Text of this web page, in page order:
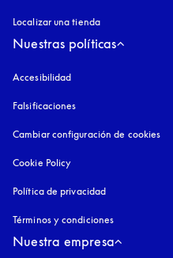
Localizar una tienda
Nuestras políticas
Accesibilidad
Falsificaciones
Cambiar configuración de cookies
Cookie Policy
Política de privacidad
Términos y condiciones
Nuestra empresa